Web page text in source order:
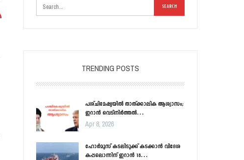
TRENDING POSTS
പശ്ചിമേഷ്യയിൽ താത്ക്കാലിക ആശ്വാസം;
ഇറാൻ വെടിനിർത്തൽ…
Apr 8, 2026
ഹോർമൂസ് കടലിടുക്ക് കടക്കാൻ വിദേശ
കപ്പലൊന്നിന് ഇറാൻ 18…